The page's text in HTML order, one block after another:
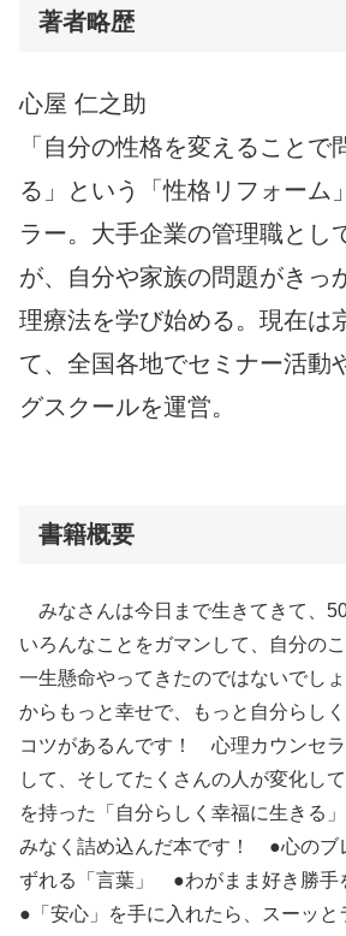
著者略歴
心屋 仁之助
「自分の性格を変えることで
る」という「性格リフォーム
ラー。大手企業の管理職とし
が、自分や家族の問題がきっ
理療法を学び始める。現在は
て、全国各地でセミナー活動
グスクールを運営。
書籍概要
みなさんは今日まで生きてきて、50
いろんなことをガマンして、自分の
一生懸命やってきたのではないでし
からもっと幸せで、もっと自分らし
コツがあるんです！ 心理カウンセ
して、そしてたくさんの人が変化し
を持った「自分らしく幸福に生きる
みなく詰め込んだ本です！ ●心のブ
ずれる「言葉」 ●わがまま好き勝
●「安心」を手に入れたら、スーッ